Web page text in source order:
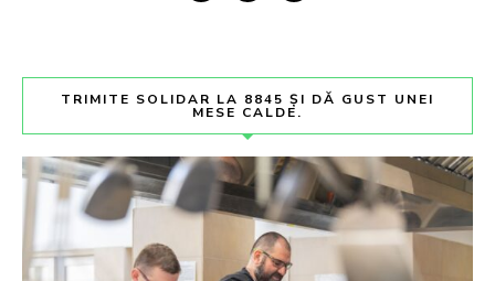
TRIMITE SOLIDAR LA 8845 ȘI DĂ GUST UNEI
MESE CALDE.